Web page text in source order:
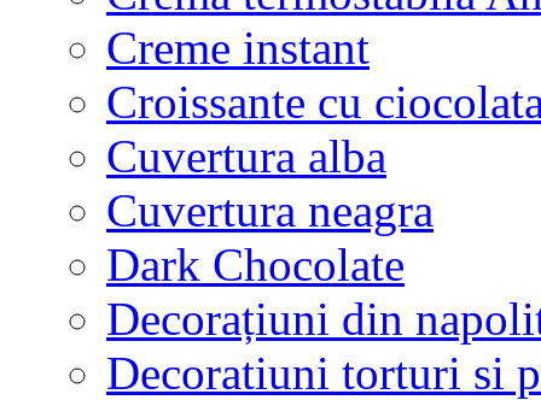
Creme instant
Croissante cu
Cuvertura alba
Cuvertura neagra
Dark Chocolate
Decorațiuni din
Decoratiuni torturi si